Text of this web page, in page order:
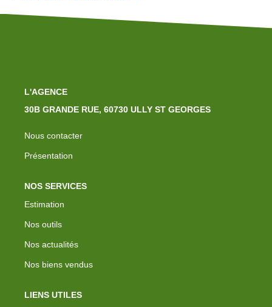
L'AGENCE
30B GRANDE RUE, 60730 ULLY ST GEORGES
Nous contacter
Présentation
NOS SERVICES
Estimation
Nos outils
Nos actualités
Nos biens vendus
LIENS UTILES